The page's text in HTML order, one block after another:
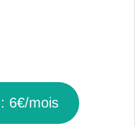
6€/mois